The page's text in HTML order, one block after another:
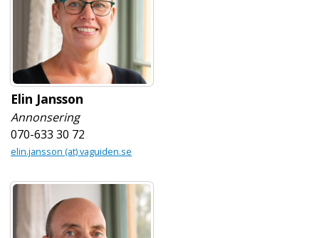
Elin Jansson
Annonsering
070-633 30 72
elin.jansson (at) vaguiden.se